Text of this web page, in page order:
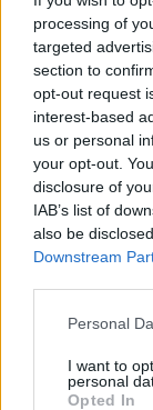
processing of
targeted
section to
opt-out request
interest-based
us or personal
your opt-out.
disclosure of
IAB’s list of
also be
Downstream
Personal
I want to
personal
Opted In